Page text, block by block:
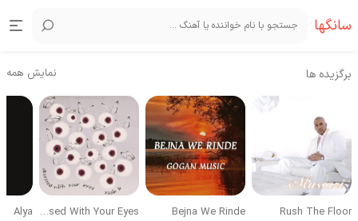
سانگها
برگزیده ها نمایش همه
Rush The Floor
Bejna We Rinde
Obsessed With Your Eyes
Alya